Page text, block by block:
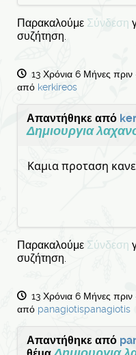
Παρακαλούμε Σύνδεση
συζήτηση.
13 Χρόνια 6 Μήνες πριν
από kerkireos
Απαντήθηκε από
Δημιουργια
Καμια προταση
Παρακαλούμε Σύνδεση
συζήτηση.
13 Χρόνια 6 Μήνες πριν
από panagiotispanagiotis
Απαντήθηκε από